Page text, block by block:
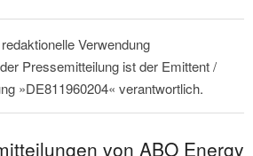
Verwendung
Pressemitteilung ist der Emittent /
»DE811960204« verantwortlich.
von ABO Energy